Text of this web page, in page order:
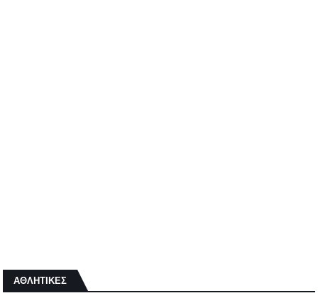
ΑΘΛΗΤΙΚΕΣ